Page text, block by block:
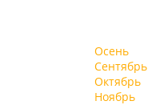
Осень
Сентябрь
Октябрь
Ноябрь